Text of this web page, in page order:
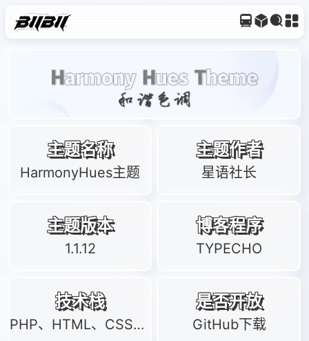
主题名称
HarmonyHues主题
主题作者
星语社长
主题版本
1.1.12
博客程序
TYPECHO
技术栈
PHP、HTML、CSS、
是否开放
GitHub下载